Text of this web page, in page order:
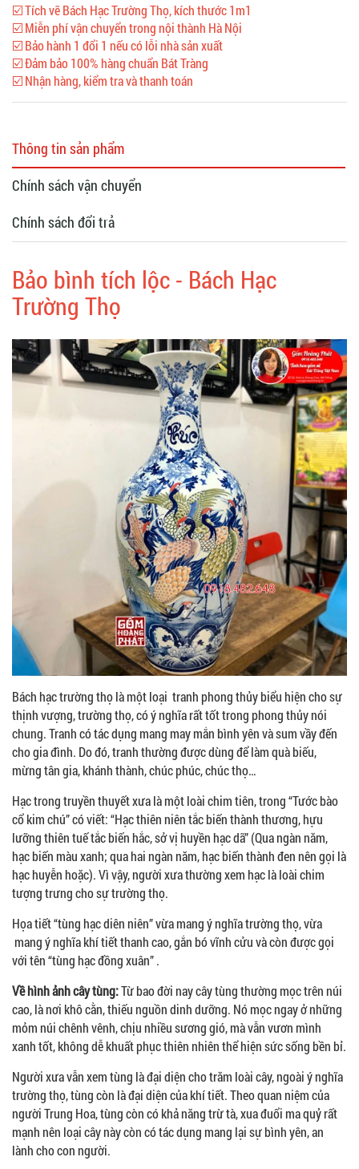
☑️ Tích vẽ Bách Hạc Trường Thọ, kích thước 1m1
☑️ Miễn phí vận chuyển trong nội thành Hà Nội
☑️ Bảo hành 1 đổi 1 nếu có lỗi nhà sản xuất
☑️ Đảm bảo 100% hàng chuẩn Bát Tràng
☑️ Nhận hàng, kiểm tra và thanh toán
Thông tin sản phẩm
Chính sách vận chuyển
Chính sách đổi trả
Bảo bình tích lộc - Bách Hạc
Trường Thọ
Bách hạc trường thọ là một loại tranh phong thủy biểu hiện cho sự
thịnh vượng, trường thọ, có ý nghĩa rất tốt trong phong thủy nói
chung. Tranh có tác dụng mang may mắn bình yên và sum vầy đến
cho gia đình. Do đó, tranh thường được dùng để làm quà biếu,
mừng tân gia, khánh thành, chúc phúc, chúc thọ…
Hạc trong truyền thuyết xưa là một loài chim tiên, trong “Tước bào
cổ kim chú” có viết: “Hạc thiên niên tắc biến thành thương, hựu
lưỡng thiên tuế tắc biến hắc, sở vị huyền hạc dã” (Qua ngàn năm,
hạc biến màu xanh; qua hai ngàn năm, hạc biến thành đen nên gọi là
hạc huyễn hoặc). Vì vậy, người xưa thường xem hạc là loài chim
tượng trưng cho sự trường thọ.
Họa tiết “tùng hạc diên niên” vừa mang ý nghĩa trường thọ, vừa
mang ý nghĩa khí tiết thanh cao, gắn bó vĩnh cửu và còn được gọi
với tên “tùng hạc đồng xuân” .
Về hình ảnh cây tùng:Từ bao đời nay cây tùng thường mọc trên núi
cao, là nơi khô cằn, thiếu nguồn dinh dưỡng. Nó mọc ngay ở những
mỏm núi chênh vênh, chịu nhiều sương gió, mà vẫn vươn mình
xanh tốt, không dễ khuất phục thiên nhiên thể hiện sức sống bền bỉ.
Người xưa vẫn xem tùng là đại diện cho trăm loài cây, ngoài ý nghĩa
trường thọ, tùng còn là đại diện của khí tiết. Theo quan niệm của
người Trung Hoa, tùng còn có khả năng trừ tà, xua đuổi ma quỷ rất
mạnh nên loại cây này còn có tác dụng mang lại sự bình yên, an
lành cho con người.